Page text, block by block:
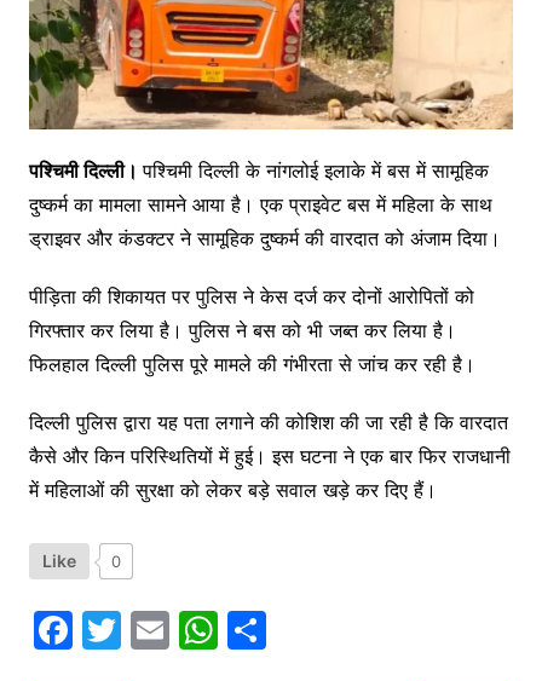
पश्चिमी दिल्ली।पश्चिमी दिल्ली के नांगलोई इलाके में बस में सामूहिक
दुष्कर्म का मामला सामने आया है। एक प्राइवेट बस में महिला के साथ
ड्राइवर और कंडक्टर ने सामूहिक दुष्कर्म की वारदात को अंजाम दिया।
पीड़िता की शिकायत पर पुलिस ने केस दर्ज कर दोनों आरोपितों को
गिरफ्तार कर लिया है। पुलिस ने बस को भी जब्त कर लिया है।
फिलहाल दिल्ली पुलिस पूरे मामले की गंभीरता से जांच कर रही है।
दिल्ली पुलिस द्वारा यह पता लगाने की कोशिश की जा रही है कि वारदात
कैसे और किन परिस्थितियों में हुई। इस घटना ने एक बार फिर राजधानी
में महिलाओं की सुरक्षा को लेकर बड़े सवाल खड़े कर दिए हैं।
Like 0
F T E W S